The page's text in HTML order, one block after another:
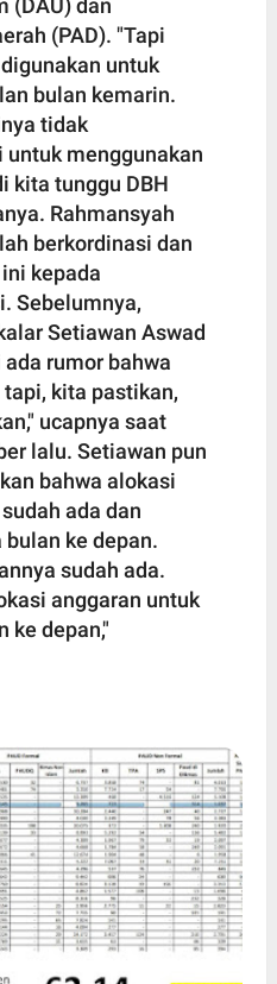
(DAU) dan
(PAD). "Tapi
untuk
bulan kemarin.
tidak
menggunakan
kita tunggu DBH
Rahmansyah
berkordinasi dan
kepada
Sebelumnya,
Setiawan Aswad
rumor bahwa
kita pastikan,
ucapnya saat
lalu. Setiawan pun
bahwa alokasi
ada dan
ke depan.
sudah ada.
anggaran untuk
ke depan,"